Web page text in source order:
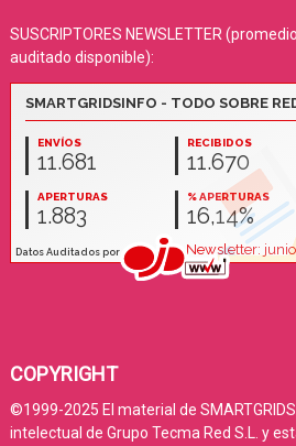
SUSCRIPTORES NEWSLETTER
auditado disponible):
COPYRIGHT
©1999-2025 El material de
intelectual de Grupo Tecma Red S.L. y